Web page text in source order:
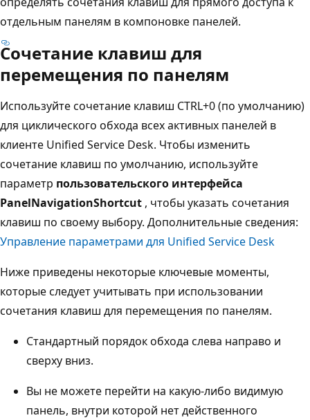
отдельным панелям в компоновке панелей.
Сочетание клавиш для
перемещения по панелям
Используйте сочетание клавиш CTRL+0 (по умолчанию)
для циклического обхода всех активных панелей в
клиенте Unified Service Desk. Чтобы изменить
сочетание клавиш по умолчанию, используйте
параметр пользовательского интерфейса
PanelNavigationShortcut , чтобы указать сочетания
клавиш по своему выбору. Дополнительные сведения:
Управление параметрами для Unified Service Desk
Ниже приведены некоторые ключевые моменты,
которые следует учитывать при использовании
сочетания клавиш для перемещения по панелям.
Стандартный порядок обхода слева направо и
сверху вниз.
Вы не можете перейти на какую-либо видимую
панель, внутри которой нет действенного